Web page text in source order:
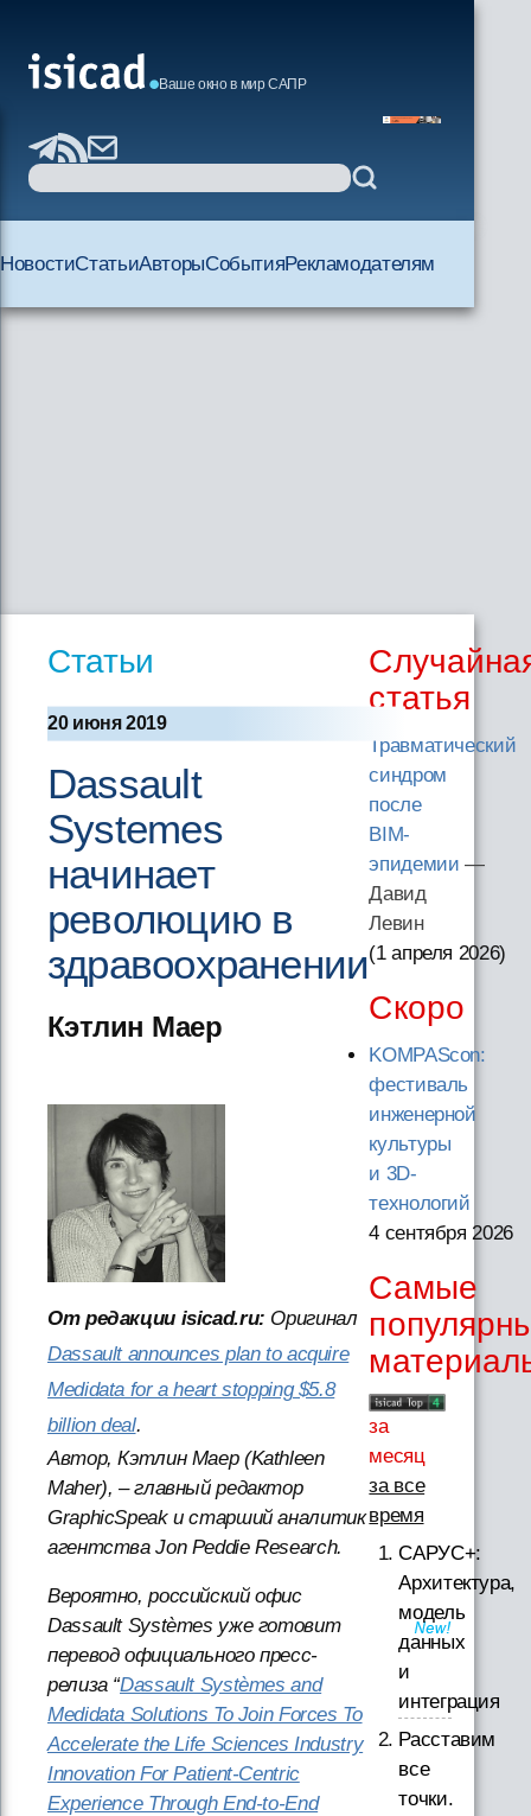
Ваше окно в мир САПР
НовостиСтатьиАвторыСобытияРекламодателям
Статьи
20 июня 2019
Dassault
Systemes
начинает
революцию в
здравоохранении
Кэтлин Маер
От редакции isicad.ru: Оригинал
Dassault announces plan to acquire
Medidata for a heart stopping $5.8
billion deal.
Автор, Кэтлин Маер (Kathleen
Maher), – главный редактор
GraphicSpeak и старший аналитик
агентства Jon Peddie Research.
Вероятно, российский офис
Dassault Systèmes уже готовит
перевод официального пресс-
релиза “Dassault Systèmes and
Medidata Solutions To Join Forces To
Accelerate the Life Sciences Industry
Innovation For Patient-Centric
Experience Through End-to-End
статья
Травматический
синдром
после
BIM-
эпидемии —
Давид
Левин
(1 апреля 2026)
Скоро
KOMPAScon:
фестиваль
инженерной
культуры
и 3D-
технологий
4 сентября 2026
Самые
за
месяц
за все
время
САРУС+:
Архитектура,
модель
данных
и
интеграция
Расставим
все
точки.